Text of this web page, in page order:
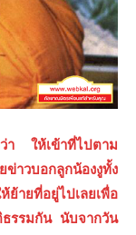
า ให้เข้าที่ไปตาม
าวบอกลูกน้องงูทั้ง
ย้ายที่อยู่ไปเลยเพื่อ
รรมกัน นับจากวัน